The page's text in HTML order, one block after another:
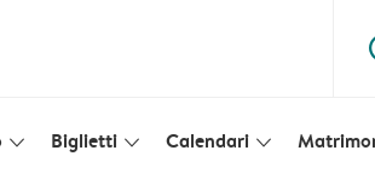
slim_arrow_down Biglietti slim_arrow_down Calendari slim_arrow_down